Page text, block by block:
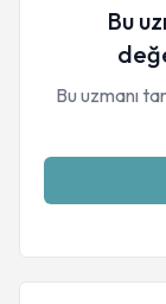
Bu
Bu uzmanı